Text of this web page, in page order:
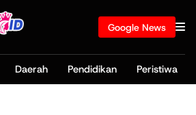
Google News
Daerah Pendidikan Peristiwa